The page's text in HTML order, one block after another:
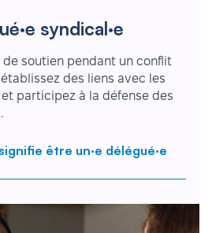
syndical·e
de soutien pendant un conflit
des liens avec les
et participez à la défense des
être un·e délégué·e